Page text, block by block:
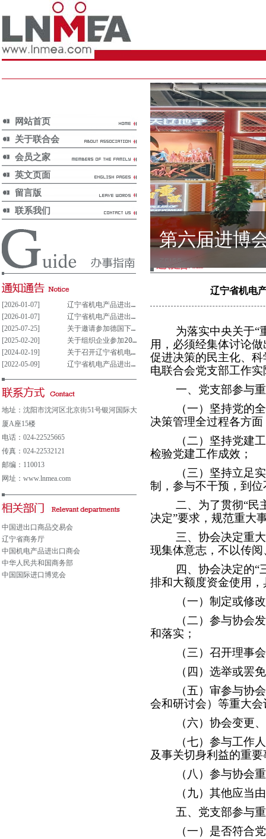
网站首页
关于联合会
会员之家
英文页面
留言版
联系我们
第六届进博
[2026-01-07]
辽宁省机电产品进出口企业联合会党支部参与重大事项决策管理制度(试行)
[2026-01-07]
辽宁省机电产品进出口企业联合会党组织参与决策重大事项清单(试行)
[2025-07-25]
关于邀请参加德国下萨克森州走进中德园活动暨德国汉诺威工业博览会说明会的通知
[2025-02-20]
关于组织企业参加2025年意大利博洛尼亚国际汽车保养、轮胎及维修展览会的通知
[2024-02-19]
关于召开辽宁省机电产品进出口企业 联合会第五届会员大会的通知
[2022-05-09]
辽宁省机电产品进出口企业联合会会费及其他收费公示表
地址：沈阳市沈河区北京街51号银河国际大
厦A座15楼
电话：024-22525665
传真：024-22532121
邮编：110013
网址：www.lnmea.com
中国进出口商品交易会
辽宁省商务厅
中国机电产品进出口商会
中华人民共和国商务部
中国国际进口博览会
Notice
辽宁省机电
为落实中央关于“
用，必须经集体讨论
促进决策的民主化、
电联合会党支部工作
一、党支部参与
（一）坚持党的
决策管理全过程各方
（二）坚持党建
检验党建工作成效；
（三）坚持立足
制，参与不干预，到
二、为了贯彻“民
决定”要求，规范重大
三、协会决定重
现集体意志，不以传
四、协会决定的“
排和大额度资金使用
（一）制定或修
（二）参与协会
和落实；
（三）召开理事
（四）选举或罢
（五）审参与协
会和研讨会）等重大
（六）协会变更
（七）参与工作
及事关切身利益的重要
（八）参与协会
（九）其他应当
五、党支部参与
（一）是否符合